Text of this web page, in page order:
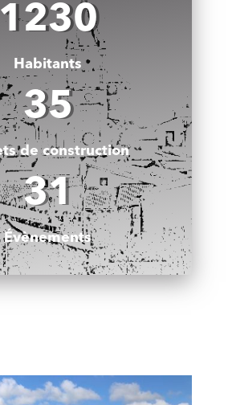
1230
Habitants
35
de construction
31
Évènements